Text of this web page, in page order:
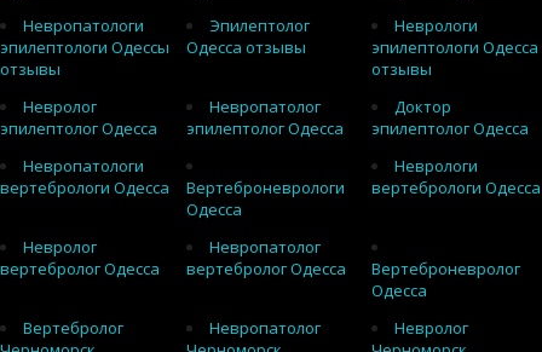
Невропатологи
эпилептологи Одессы
отзывы
Эпилептолог
Одесса отзывы
Неврологи
эпилептологи Одесса
отзывы
Невролог
эпилептолог Одесса
Невропатолог
эпилептолог Одесса
Доктор
эпилептолог Одесса
Невропатологи
вертебрологи Одесса
Вертеброневрологи
Одесса
Неврологи
вертебрологи Одесса
Невролог
вертебролог Одесса
Невропатолог
вертебролог Одесса
Вертеброневролог
Одесса
Вертебролог
Невропатолог
Невролог